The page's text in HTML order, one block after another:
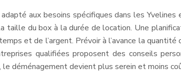
adapté aux besoins spécifiques dans les
taille du box à la durée de location. Une
et de l’argent. Prévoir à l’avance la quantité
qualifiées proposent des conseils
déménagement devient plus serein et moins